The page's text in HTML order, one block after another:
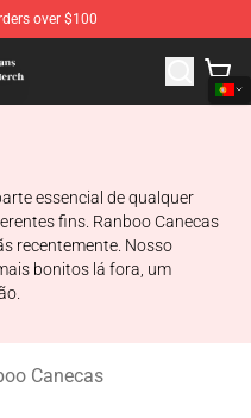
over $100
Merchandise Store
essencial de qualquer
fins. Ranboo Canecas
recentemente. Nosso
bonitos lá fora, um
Canecas